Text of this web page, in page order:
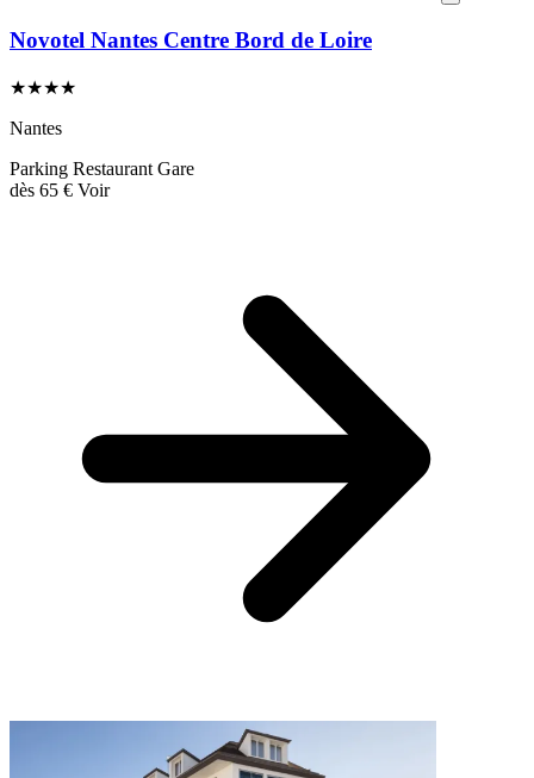
Novotel Nantes Centre Bord de Loire
★★★★
Nantes
Parking Restaurant Gare
dès 65 € Voir